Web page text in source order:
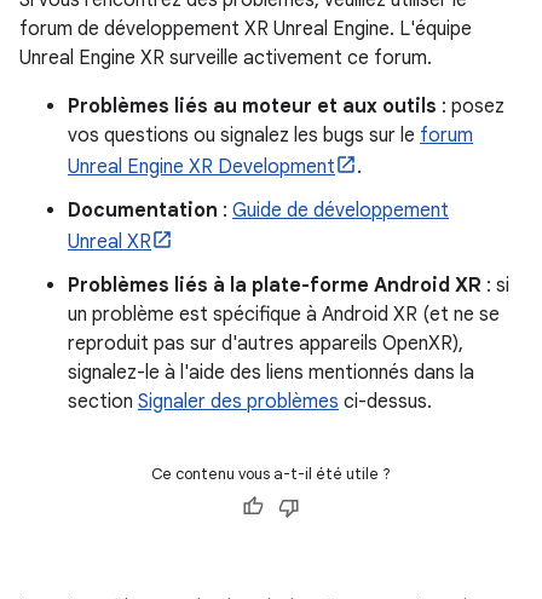
forum de développement XR Unreal Engine. L'équipe
Unreal Engine XR surveille activement ce forum.
Problèmes liés au moteur et aux outils : posez
vos questions ou signalez les bugs sur le forum
Unreal Engine XR Development
.
Documentation : Guide de développement
Unreal XR
Problèmes liés à la plate-forme Android XR : si
un problème est spécifique à Android XR (et ne se
reproduit pas sur d'autres appareils OpenXR),
signalez-le à l'aide des liens mentionnés dans la
section Signaler des problèmes ci-dessus.
Ce contenu vous a-t-il été utile ?